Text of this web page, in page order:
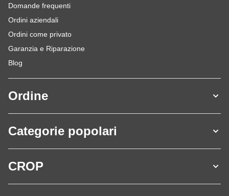
Domande frequenti
Ordini aziendali
Ordini come privato
Garanzia e Riparazione
Blog
Ordine
Categorie popolari
CROP